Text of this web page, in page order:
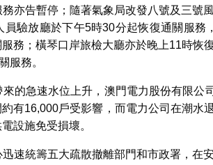
亦告暫停；隨著氣象局改發八號及三號
驗放廳於下午5時30分起恢復通關服務
務；橫琴口岸旅檢大廳亦於晚上11時恢
服務。
的急速水位上升，澳門電力股份有限公
有16,000戶受影響，而電力公司在潮水
設施免受損壞。
速統籌五大疏散撤離部門和市政署，在